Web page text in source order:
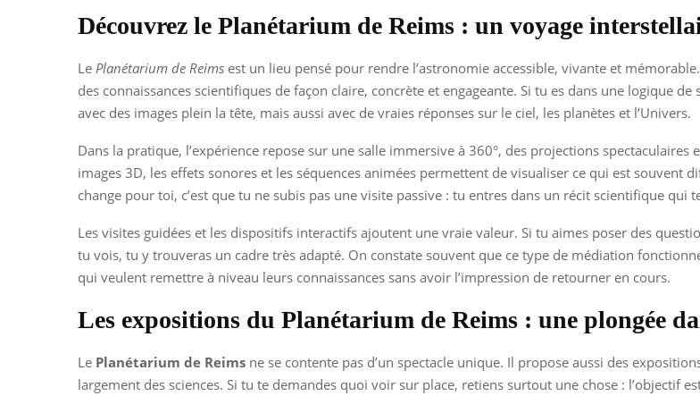
Découvrez le Planétarium de Reims : un voyage
Le Planétarium de Reims est un lieu pensé pour rendre l’astronomie accessible, vivante et
des connaissances scientifiques de façon claire, concrète et engageante. Si tu es dans une logique
avec des images plein la tête, mais aussi avec de vraies réponses sur le ciel, les planètes et l’Univers.
Dans la pratique, l’expérience repose sur une salle immersive à 360°, des projections
images 3D, les effets sonores et les séquences animées permettent de visualiser ce qui est souvent
change pour toi, c’est que tu ne subis pas une visite passive : tu entres dans un récit scientifique
Les visites guidées et les dispositifs interactifs ajoutent une vraie valeur. Si tu aimes poser des
tu vois, tu y trouveras un cadre très adapté. On constate souvent que ce type de médiation
qui veulent remettre à niveau leurs connaissances sans avoir l’impression de retourner en cours.
Les expositions du Planétarium de Reims : une plongée
Le Planétarium de Reims ne se contente pas d’un spectacle unique. Il propose aussi des
largement des sciences. Si tu te demandes quoi voir sur place, retiens surtout une chose : l’objectif